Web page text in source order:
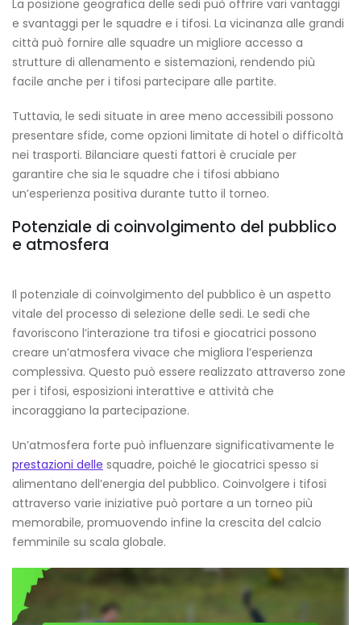
La posizione geografica delle sedi può offrire vari vantaggi
e svantaggi per le squadre e i tifosi. La vicinanza alle grandi
città può fornire alle squadre un migliore accesso a
strutture di allenamento e sistemazioni, rendendo più
facile anche per i tifosi partecipare alle partite.
Tuttavia, le sedi situate in aree meno accessibili possono
presentare sfide, come opzioni limitate di hotel o difficoltà
nei trasporti. Bilanciare questi fattori è cruciale per
garantire che sia le squadre che i tifosi abbiano
un’esperienza positiva durante tutto il torneo.
Potenziale di coinvolgimento del pubblico
e atmosfera
Il potenziale di coinvolgimento del pubblico è un aspetto
vitale del processo di selezione delle sedi. Le sedi che
favoriscono l’interazione tra tifosi e giocatrici possono
creare un’atmosfera vivace che migliora l’esperienza
complessiva. Questo può essere realizzato attraverso zone
per i tifosi, esposizioni interattive e attività che
incoraggiano la partecipazione.
Un’atmosfera forte può influenzare significativamente le
prestazioni delle squadre, poiché le giocatrici spesso si
alimentano dell’energia del pubblico. Coinvolgere i tifosi
attraverso varie iniziative può portare a un torneo più
memorabile, promuovendo infine la crescita del calcio
femminile su scala globale.